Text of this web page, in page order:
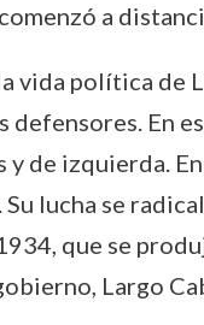
a
vida política de
defensores. En
de izquierda.
lucha se
que se
Largo